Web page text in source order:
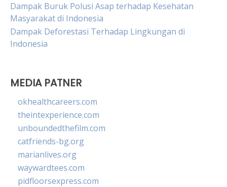
Dampak Buruk Polusi Asap terhadap Kesehatan
Masyarakat di Indonesia
Dampak Deforestasi Terhadap Lingkungan di
Indonesia
MEDIA PATNER
okhealthcareers.com
theintexperience.com
unboundedthefilm.com
catfriends-bg.org
marianlives.org
waywardtees.com
pidfloorsexpress.com